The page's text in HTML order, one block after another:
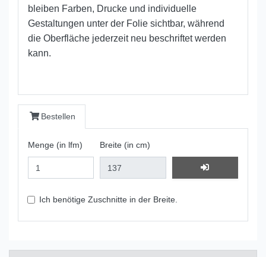
bleiben Farben, Drucke und individuelle
Gestaltungen unter der Folie sichtbar, während
die Oberfläche jederzeit neu beschriftet werden
kann.
Bestellen
Menge (in lfm) Breite (in cm)
Ich benötige Zuschnitte in der Breite.